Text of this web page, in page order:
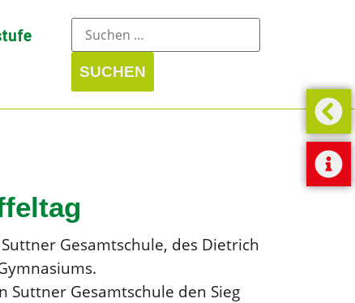
Gesamtschule, des Dietrich
Gesamtschule den Sieg